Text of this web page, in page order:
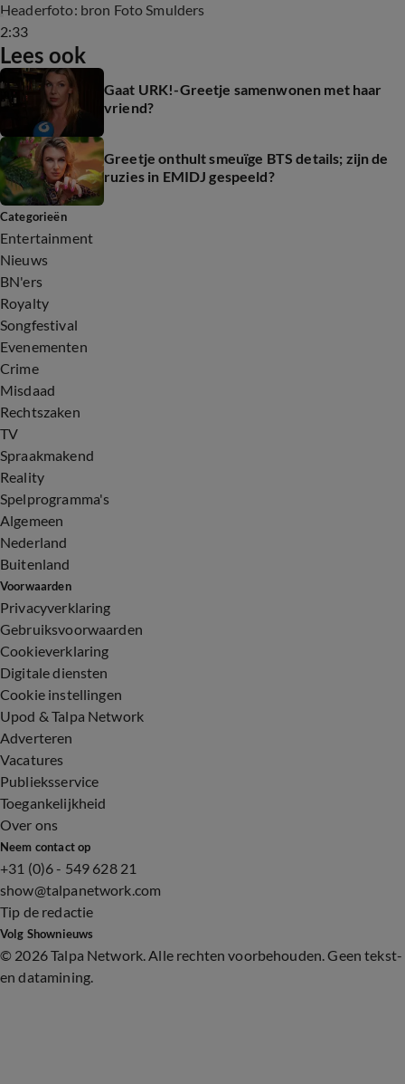
2:33
Headerfoto: bron Foto Smulders
Lees ook
Gaat URK!-Greetje samenwonen met haar
vriend?
Greetje onthult smeuïge BTS details; zijn de
ruzies in EMIDJ gespeeld?
Categorieën
Entertainment
Nieuws
BN'ers
Royalty
Songfestival
Evenementen
Crime
Misdaad
Rechtszaken
TV
Spraakmakend
Reality
Spelprogramma's
Algemeen
Nederland
Buitenland
Voorwaarden
Privacyverklaring
Gebruiksvoorwaarden
Cookieverklaring
Digitale diensten
Cookie instellingen
Upod & Talpa Network
Adverteren
Vacatures
Publieksservice
Toegankelijkheid
Over ons
Neem contact op
+31 (0)6 - 549 628 21
show@talpanetwork.com
Tip de redactie
Volg Shownieuws
© 2026 Talpa Network. Alle rechten voorbehouden. Geen tekst-
en datamining.